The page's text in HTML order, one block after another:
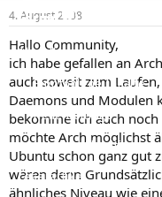
Forum
Aktuelles
Empfohlene Inhalte
Neue Beiträge
Neueste Aktivitäten
Leserartikel
l
e
r
t
a
m
4. August 2008
Hallo Community,
ich habe gefallen an
auch soweit zum
Daemons und Modulen
bekomme ich auch
möchte Arch möglichst
Ubuntu schon ganz gut
wären denn
ähnliches Niveau wie